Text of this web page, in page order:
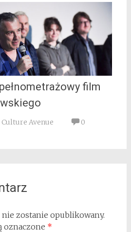
film
Culture Avenue
0
zostanie opublikowany.
oznaczone *